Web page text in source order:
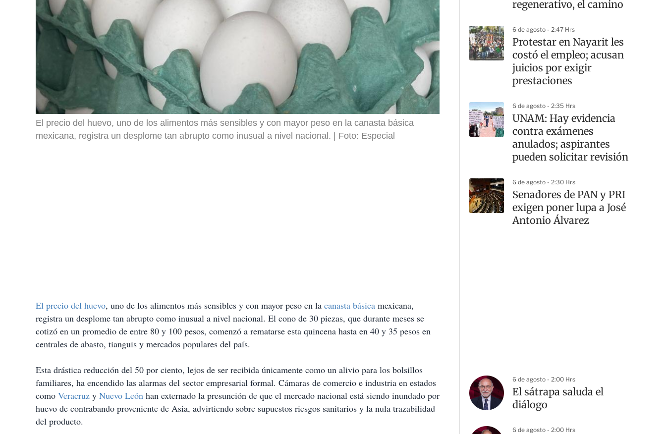
El precio del huevo, uno de los alimentos más sensibles y con mayor peso en la canasta básica
mexicana, registra un desplome tan abrupto como inusual a nivel nacional.
Foto: Especial
El precio del huevo, uno de los alimentos más sensibles y con mayor peso en la canasta básica mexicana,
registra un desplome tan abrupto como inusual a nivel nacional. El cono de 30 piezas, que durante meses se
cotizó en un promedio de entre 80 y 100 pesos, comenzó a rematarse esta quincena hasta en 40 y 35 pesos en
centrales de abasto, tianguis y mercados populares del país.
Esta drástica reducción del 50 por ciento, lejos de ser recibida únicamente como un alivio para los bolsillos
familiares, ha encendido las alarmas del sector empresarial formal. Cámaras de comercio e industria en estados
como Veracruz y Nuevo León han externado la presunción de que el mercado nacional está siendo inundado por
huevo de contrabando proveniente de Asia, advirtiendo sobre supuestos riesgos sanitarios y la nula trazabilidad
del producto.
regenerativo, el camino
6 de agosto - 2:47 Hrs
Protestar en Nayarit les
costó el empleo; acusan
juicios por exigir
prestaciones
6 de agosto - 2:35 Hrs
UNAM: Hay evidencia
contra exámenes
anulados; aspirantes
pueden solicitar revisión
6 de agosto - 2:30 Hrs
Senadores de PAN y PRI
exigen poner lupa a José
Antonio Álvarez
6 de agosto - 2:00 Hrs
El sátrapa saluda el
diálogo
6 de agosto - 2:00 Hrs